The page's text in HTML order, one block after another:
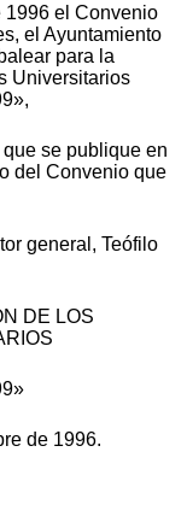
1996 el Convenio
el Ayuntamiento
para la
Universitarios
se publique en
del Convenio que
general, Teófilo
DE LOS
de 1996.